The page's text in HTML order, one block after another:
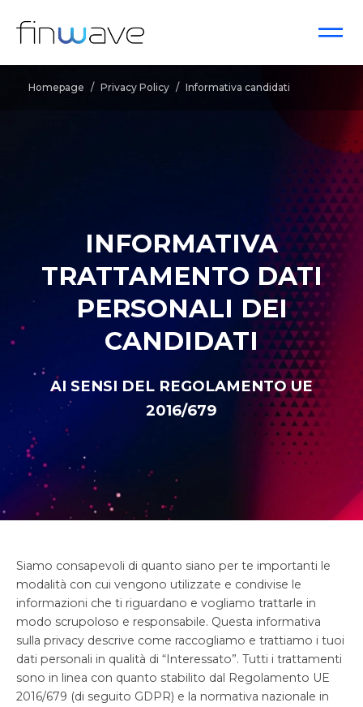
Homepage / Privacy Policy / Informativa candidati
INFORMATIVA
TRATTAMENTO DATI
PERSONALI DEI
CANDIDATI
AI SENSI DEL REGOLAMENTO UE
2016/679
Siamo consapevoli di quanto siano per te importanti le
modalità con cui vengono utilizzate e condivise le
informazioni che ti riguardano e vogliamo trattarle in
modo scrupoloso e responsabile. Questa informativa
sulla privacy descrive come raccogliamo e trattiamo i tuoi
dati personali in qualità di “Interessato”. Tutti i trattamenti
sono in linea con quanto stabilito dal Regolamento UE
2016/679 (di seguito GDPR) e la normativa nazionale in